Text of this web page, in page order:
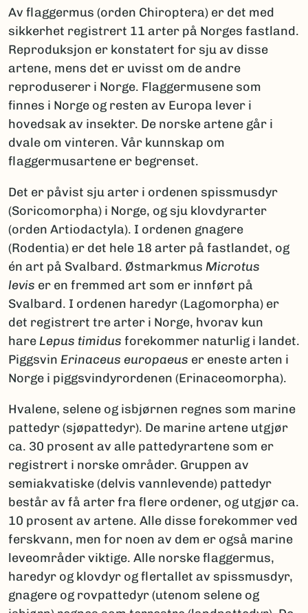
Av flaggermus (orden Chiroptera) er det med
sikkerhet registrert 11 arter på Norges fastland.
Reproduksjon er konstatert for sju av disse
artene, mens det er uvisst om de andre
reproduserer i Norge. Flaggermusene som
finnes i Norge og resten av Europa lever i
hovedsak av insekter. De norske artene går i
dvale om vinteren. Vår kunnskap om
flaggermusartene er begrenset.
Det er påvist sju arter i ordenen spissmusdyr
(Soricomorpha) i Norge, og sju klovdyrarter
(orden Artiodactyla). I ordenen gnagere
(Rodentia) er det hele 18 arter på fastlandet, og
én art på Svalbard. Østmarkmus Microtus
levis er en fremmed art som er innført på
Svalbard. I ordenen haredyr (Lagomorpha) er
det registrert tre arter i Norge, hvorav kun
hare Lepus timidus forekommer naturlig i landet.
Piggsvin Erinaceus europaeus er eneste arten i
Norge i piggsvindyrordenen (Erinaceomorpha).
Hvalene, selene og isbjørnen regnes som marine
pattedyr (sjøpattedyr). De marine artene utgjør
ca. 30 prosent av alle pattedyrartene som er
registrert i norske områder. Gruppen av
semiakvatiske (delvis vannlevende) pattedyr
består av få arter fra flere ordener, og utgjør ca.
10 prosent av artene. Alle disse forekommer ved
ferskvann, men for noen av dem er også marine
leveområder viktige. Alle norske flaggermus,
haredyr og klovdyr og flertallet av spissmusdyr,
gnagere og rovpattedyr (utenom selene og